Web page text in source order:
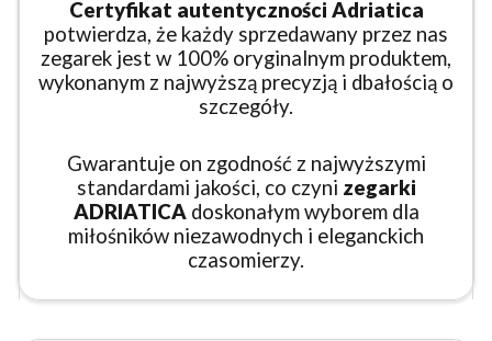
Certyfikat autentyczności Adriatica
potwierdza, że każdy sprzedawany przez nas
zegarek jest w 100% oryginalnym produktem,
wykonanym z najwyższą precyzją i dbałością o
szczegóły.
Gwarantuje on zgodność z najwyższymi
standardami jakości, co czyni zegarki
ADRIATICA doskonałym wyborem dla
miłośników niezawodnych i eleganckich
czasomierzy.